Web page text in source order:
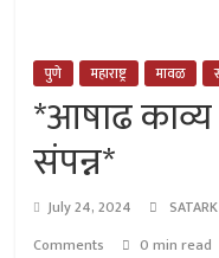
पुणे महाराष्ट्र मावळ
*आषाढ
संपन्न*
July 24, 2024
Comments
0 min read